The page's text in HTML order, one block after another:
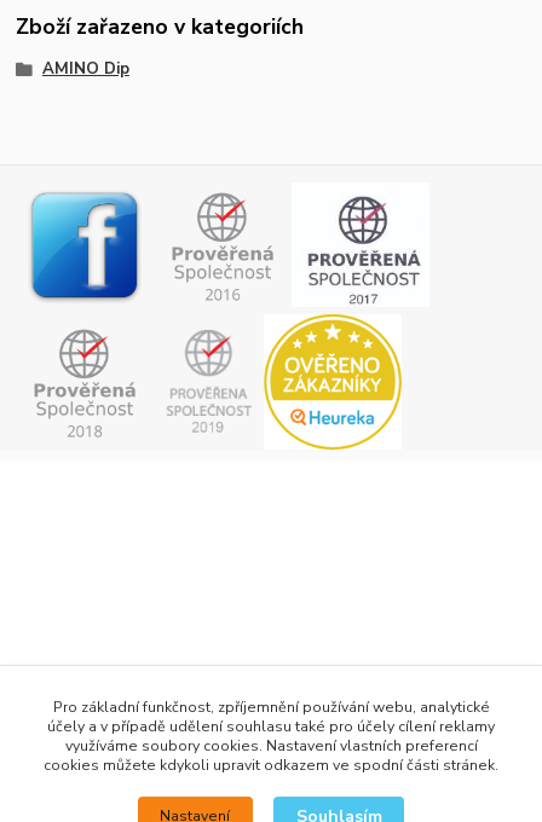
Zboží zařazeno v kategoriích
AMINO Dip
info@h2obaits.cz
Pro základní funkčnost, zpříjemnění používání webu, analytické
účely a v případě udělení souhlasu také pro účely cílení reklamy
využíváme soubory cookies. Nastavení vlastních preferencí
cookies můžete kdykoli upravit odkazem ve spodní části stránek.
Nastavení Souhlasím